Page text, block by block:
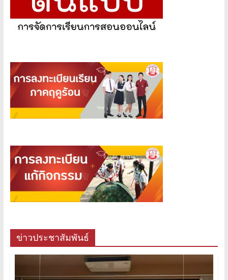
ข่าวประชาสัมพันธ์